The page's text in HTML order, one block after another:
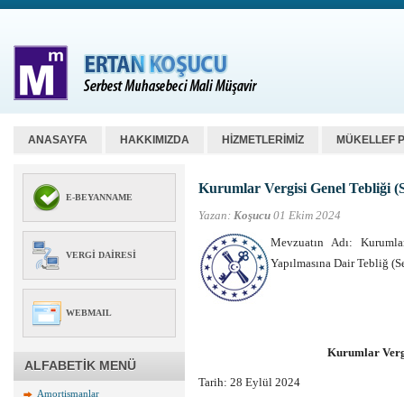
ANASAYFA HAKKIMIZDA HİZMETLERİMİZ MÜKELLEF
E-BEYANNAME
VERGI DAIRESI
WEBMAIL
ALFABETİK MENÜ
Amortismanlar
Kurumlar Vergisi Genel Tebliği
Yazan: Koşucu 01 Ekim 2024
Mevzuatın Adı:
Yapılmasına Dair Tebliğ
Kurumlar
Tarih: 28 Eylül 2024